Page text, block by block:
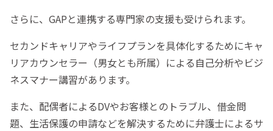
さらに、GAPと連携する専門家の支援も受けられます。
セカンドキャリアやライフプランを具体化するためにキャ
リアカウンセラー（男女とも所属）による自己分析やビジ
ネスマナー講習があります。
また、配偶者によるDVやお客様とのトラブル、借金問
題、生活保護の申請などを解決するために弁護士によるサ